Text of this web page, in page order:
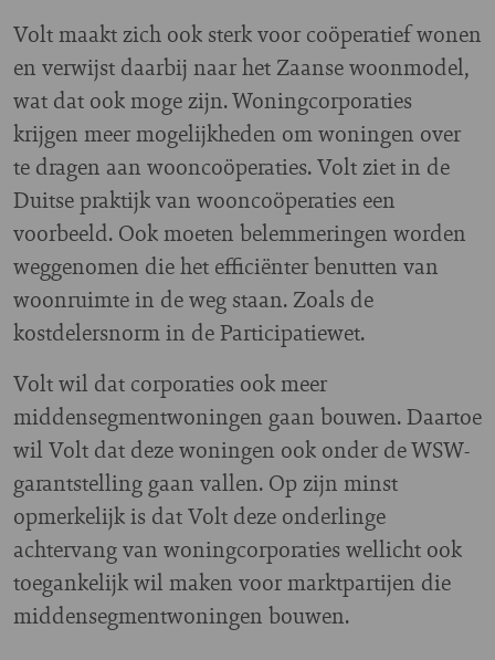
Volt maakt zich ook sterk voor coöperatief wonen
en verwijst daarbij naar het Zaanse woonmodel,
wat dat ook moge zijn. Woningcorporaties
krijgen meer mogelijkheden om woningen over
te dragen aan wooncoöperaties. Volt ziet in de
Duitse praktijk van wooncoöperaties een
voorbeeld. Ook moeten belemmeringen worden
weggenomen die het efficiënter benutten van
woonruimte in de weg staan. Zoals de
kostdelersnorm in de Participatiewet.
Volt wil dat corporaties ook meer
middensegmentwoningen gaan bouwen. Daartoe
wil Volt dat deze woningen ook onder de WSW-
garantstelling gaan vallen. Op zijn minst
opmerkelijk is dat Volt deze onderlinge
achtervang van woningcorporaties wellicht ook
toegankelijk wil maken voor marktpartijen die
middensegmentwoningen bouwen.